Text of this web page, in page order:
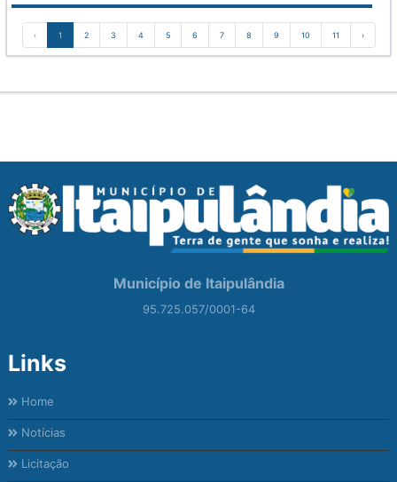
‹ 1 2 3 4 5 6 7 8 9 10 11 ›
Município de Itaipulândia
95.725.057/0001-64
Links
Home
Notícias
Licitação